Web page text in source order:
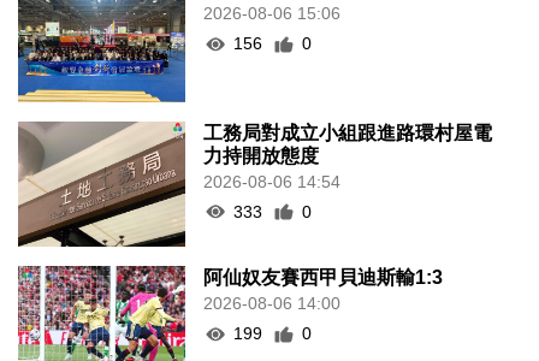
2026-08-06 15:06
156
0
工務局對成立小組跟進路環村屋電
力持開放態度
2026-08-06 14:54
333
0
阿仙奴友賽西甲貝迪斯輸1:3
2026-08-06 14:00
199
0